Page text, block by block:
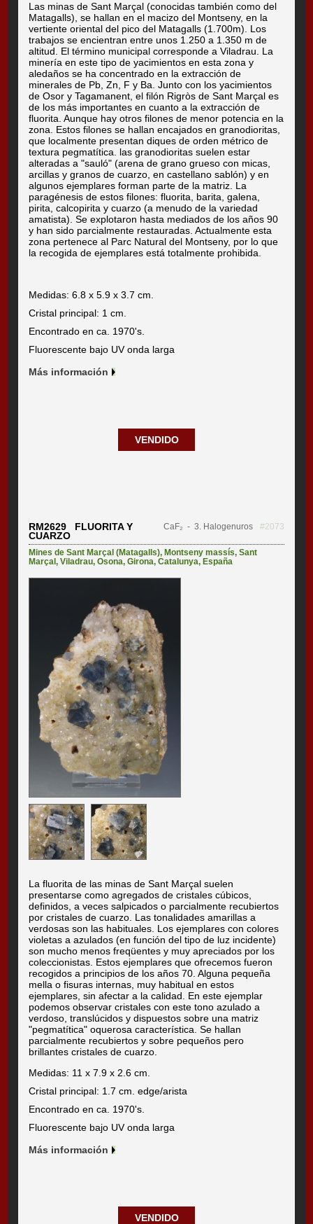
Las minas de Sant Marçal (conocidas también como del
Matagalls), se hallan en el macizo del Montseny, en la
vertiente oriental del pico del Matagalls (1.700m). Los
trabajos se encientran entre unos 1.250 a 1.350 m de
altitud. El término municipal corresponde a Viladrau. La
minería en este tipo de yacimientos en esta zona y
aledaños se ha concentrado en la extracción de
minerales de Pb, Zn, F y Ba. Junto con los yacimientos
de Osor y Tagamanent, el filón Rigròs de Sant Marçal es
de los más importantes en cuanto a la extracción de
fluorita. Aunque hay otros filones de menor potencia en la
zona. Estos filones se hallan encajados en granodioritas,
que localmente presentan diques de orden métrico de
textura pegmatítica. las granodioritas suelen estar
alteradas a "sauló" (arena de grano grueso con micas,
arcillas y granos de cuarzo, en castellano sablón) y en
algunos ejemplares forman parte de la matriz. La
paragénesis de estos filones: fluorita, barita, galena,
pirita, calcopirita y cuarzo (a menudo de la variedad
amatista). Se explotaron hasta mediados de los años 90
y han sido parcialmente restauradas. Actualmente esta
zona pertenece al Parc Natural del Montseny, por lo que
la recogida de ejemplares está totalmente prohibida.
Medidas: 6.8 x 5.9 x 3.7 cm.
Cristal principal: 1 cm.
Encontrado en ca. 1970's.
Fluorescente bajo UV onda larga
Más información
VENDIDO
RM2629 FLUORITA Y
CUARZO
CaF₂ - 3. Halogenuros #2073
Mines de Sant Marçal (Matagalls), Montseny massís,Sant
Marçal,Viladrau,Osona,Girona,Catalunya, España
La fluorita de las minas de Sant Marçal suelen
presentarse como agregados de cristales cúbicos,
definidos, a veces salpicados o parcialmente recubiertos
por cristales de cuarzo. Las tonalidades amarillas a
verdosas son las habituales. Los ejemplares con colores
violetas a azulados (en función del tipo de luz incidente)
son mucho menos freqüentes y muy apreciados por los
coleccionistas. Estos ejemplares que ofrecemos fueron
recogidos a principios de los años 70. Alguna pequeña
mella o fisuras internas, muy habitual en estos
ejemplares, sin afectar a la calidad. En este ejemplar
podemos observar cristales con este tono azulado a
verdoso, translúcidos y dispuestos sobre una matriz
"pegmatítica" oquerosa característica. Se hallan
parcialmente recubiertos y sobre pequeños pero
brillantes cristales de cuarzo.
Medidas: 11 x 7.9 x 2.6 cm.
Cristal principal: 1.7 cm. edge/arista
Encontrado en ca. 1970's.
Fluorescente bajo UV onda larga
Más información
VENDIDO